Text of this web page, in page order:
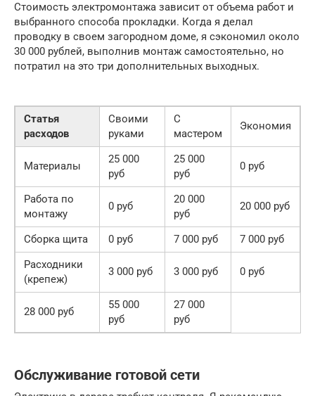
Стоимость электромонтажа зависит от объема работ и
выбранного способа прокладки. Когда я делал
проводку в своем загородном доме, я сэкономил около
30 000 рублей, выполнив монтаж самостоятельно, но
потратил на это три дополнительных выходных.
Статья
расходов
Своими
руками
С
мастером
Экономия
Материалы
25 000
руб
25 000
руб
0 руб
Работа по
монтажу
0 руб
20 000
руб
20 000 руб
Сборка щита 0 руб 7 000 руб
7 000 руб
Расходники
(крепеж)
3 000 руб 3 000 руб 0 руб
28 000 руб
55 000
руб
27 000
руб
Обслуживание готовой сети